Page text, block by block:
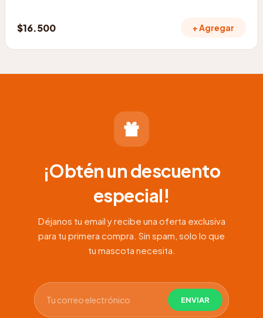
$16.500 + Agregar
¡Obtén un descuento
especial!
Déjanos tu email y recibe una oferta exclusiva
para tu primera compra. Sin spam, solo lo que
tu mascota necesita.